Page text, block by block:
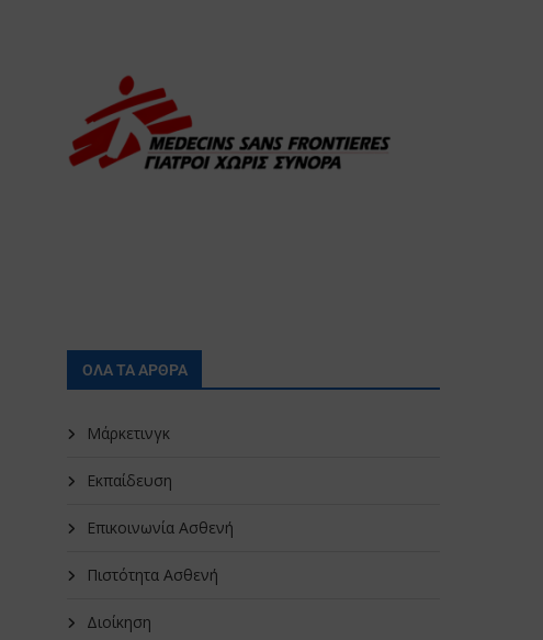
ΟΛΑ ΤΑ ΑΡΘΡΑ
Μάρκετινγκ
Εκπαίδευση
Επικοινωνία Ασθενή
Πιστότητα Ασθενή
Διοίκηση